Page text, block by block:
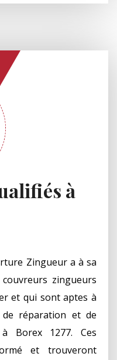
à
Zingueur a à sa
zingueurs
et qui sont aptes à
réparation et de
Borex 1277. Ces
et trouveront